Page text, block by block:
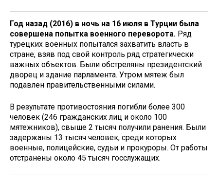
Год назад (2016) в ночь на 16 июля в Турции была
совершена попытка военного переворота. Ряд
турецких военных попытался захватить власть в
стране, взяв под свой контроль ряд стратегически
важных объектов. Были обстреляны президентский
дворец и здание парламента. Утром мятеж был
подавлен правительственными силами.
В результате противостояния погибли более 300
человек (246 гражданских лиц и около 100
мятежников), свыше 2 тысяч получили ранения. Были
задержаны 13 тысяч человек, среди которых
военные, полицейские, судьи и прокуроры. От работы
отстранены около 45 тысяч госслужащих.